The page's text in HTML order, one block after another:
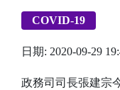
COVID-19
日期: 2020-09-29
政務司司長張建宗